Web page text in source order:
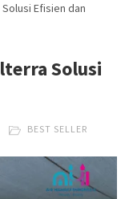
Efisien dan
Solusi
BEST SELLER